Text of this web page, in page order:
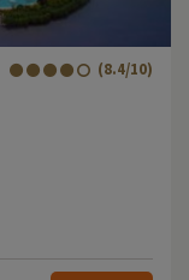
(8.4/10)